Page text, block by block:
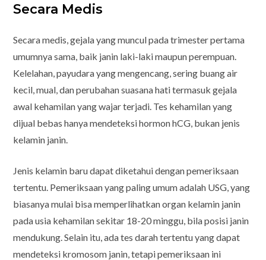
Secara Medis
Secara medis, gejala yang muncul pada trimester pertama
umumnya sama, baik janin laki-laki maupun perempuan.
Kelelahan, payudara yang mengencang, sering buang air
kecil, mual, dan perubahan suasana hati termasuk gejala
awal kehamilan yang wajar terjadi. Tes kehamilan yang
dijual bebas hanya mendeteksi hormon hCG, bukan jenis
kelamin janin.
Jenis kelamin baru dapat diketahui dengan pemeriksaan
tertentu. Pemeriksaan yang paling umum adalah USG, yang
biasanya mulai bisa memperlihatkan organ kelamin janin
pada usia kehamilan sekitar 18-20 minggu, bila posisi janin
mendukung. Selain itu, ada tes darah tertentu yang dapat
mendeteksi kromosom janin, tetapi pemeriksaan ini